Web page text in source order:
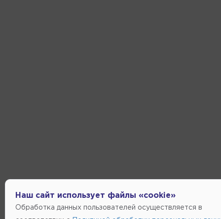
Наш сайт использует файлы «cookie»
Обработка данных пользователей осуществляется в